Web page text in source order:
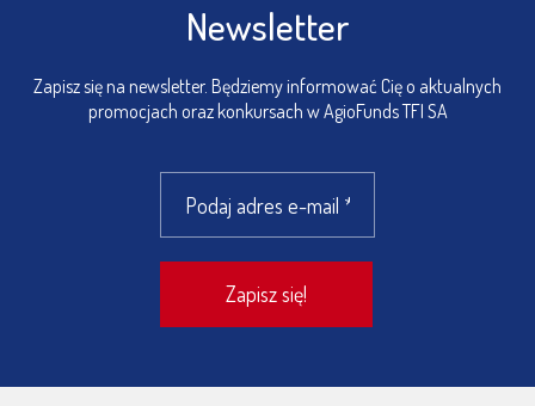
Newsletter
Zapisz się na newsletter. Będziemy informować Cię o aktualnych
promocjach oraz konkursach w AgioFunds TFI SA